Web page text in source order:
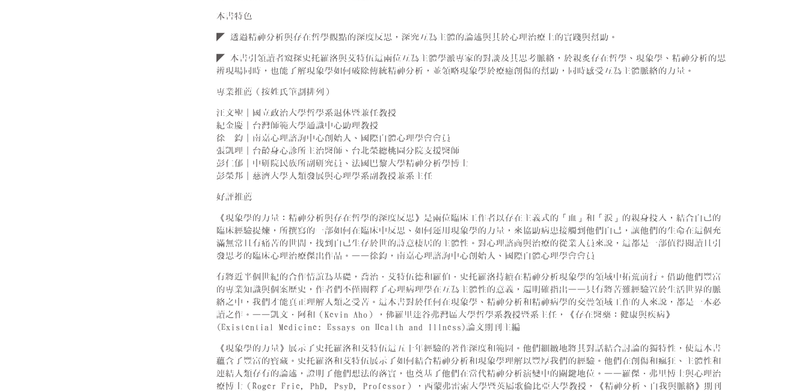
本書特色
◤ 透過精神分析與存在哲學觀點的深度反思，深究互為主體的論述與其於心理治療上的實踐與幫助。
◤ 本書引領讀者窺探史托羅洛與艾特伍這兩位互為主體學派專家的對談及其思考脈絡，於親炙存在哲學、現象學、精神分析的思
辨現場同時，也能了解現象學如何破除傳統精神分析，並領略現象學於療癒創傷的幫助，同時感受互為主體脈絡的力量。
專業推薦（按姓氏筆劃排列）
汪文聖｜國立政治大學哲學系退休暨兼任教授
紀金慶｜台灣師範大學通識中心助理教授
徐 鈞｜南嘉心理諮詢中心創始人、國際自體心理學會會員
張凱理｜台齡身心診所主治醫師、台北榮總桃園分院支援醫師
彭仁郁｜中研院民族所副研究員、法國巴黎大學精神分析學博士
彭榮邦｜慈濟大學人類發展與心理學系副教授兼系主任
好評推薦
《現象學的力量：精神分析與存在哲學的深度反思》是兩位臨床工作者以存在主義式的「血」和「淚」的親身投入，結合自己的
臨床經驗提煉，所撰寫的一部如何在臨床中反思、如何運用現象學的力量，來協助病患接觸到他們自己，讓他們的生命在這個充
滿無常且有痛苦的世間，找到自己生存於世的詩意棲居的主體性。對心理諮商與治療的從業人員來說，這都是一部值得閱讀且引
發思考的臨床心理治療傑出作品。——徐鈞，南嘉心理諮詢中心創始人、國際自體心理學會會員
有將近半個世紀的合作情誼為基礎，喬治．艾特伍德和羅伯．史托羅洛持續在精神分析現象學的領域中拓荒前行。借助他們豐富
的專業知識與個案歷史，作者們不僅闡釋了心理病理學在互為主體性的意義，還明確指出——只有將苦難經驗置於生活世界的脈
絡之中，我們才能真正理解人類之受苦。這本書對於任何在現象學、精神分析和精神病學的交疊領域工作的人來說，都是一本必
讀之作。——凱文．阿和（Kevin Aho），佛羅里達谷弗灣區大學哲學系教授暨系主任，《存在醫藥：健康與疾病》
(Existential Medicine: Essays on Health and Illness)論文期刊主編
《現象學的力量》展示了史托羅洛和艾特伍這五十年經驗的著作深度和範圍。他們細緻地將其對話結合討論的獨特性，使這本書
蘊含了豐富的寶藏。史托羅洛和艾特伍展示了如何結合精神分析和現象學理解以豐厚我們的經驗。他們在創傷和瘋狂、主體性和
連結人類存有的論述，證明了他們想法的落實，也奠基了他們在當代精神分析演變中的關鍵地位。——羅傑．弗里博士與心理治
療博士（Roger Frie, PhD, PsyD, Professor），西蒙弗雷索大學暨英屬歌倫比亞大學教授，《精神分析、自我與脈絡》期刊